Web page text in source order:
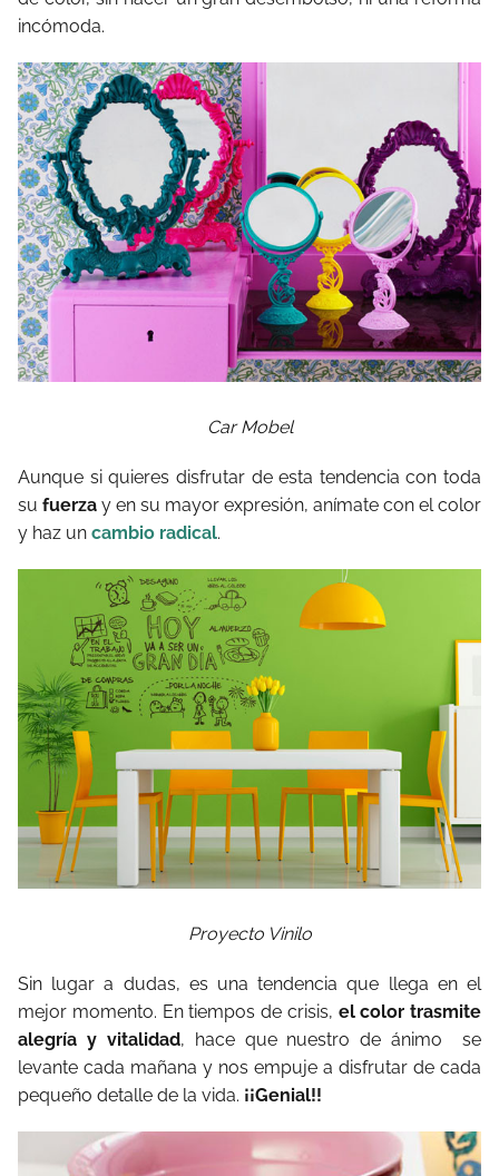
incómoda.
Car Mobel
Aunque si quieres disfrutar de esta tendencia con toda
su fuerza y en su mayor expresión, anímate con el color
y haz un cambio radical.
Proyecto Vinilo
Sin lugar a dudas, es una tendencia que llega en el
mejor momento. En tiempos de crisis, el color trasmite
alegría y vitalidad, hace que nuestro de ánimo se
levante cada mañana y nos empuje a disfrutar de cada
pequeño detalle de la vida. ¡¡Genial!!